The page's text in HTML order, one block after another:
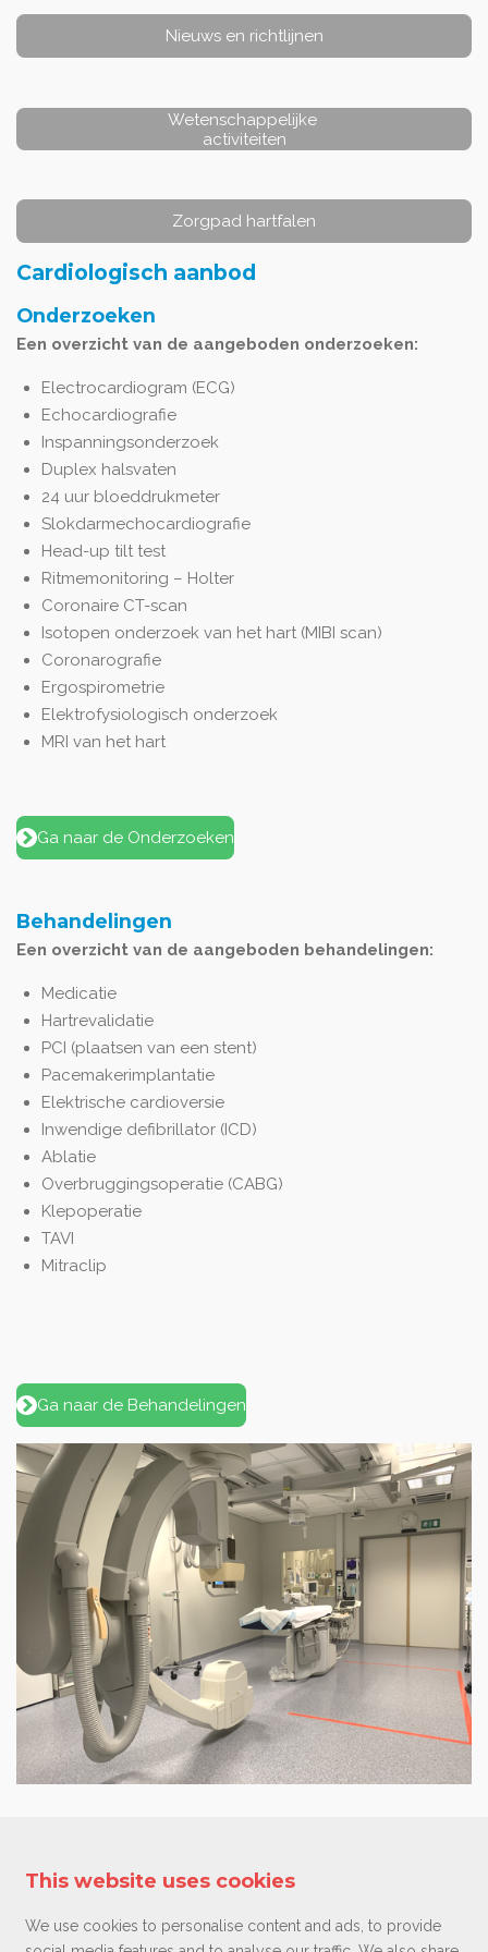
Nieuws en richtlijnen
Wetenschappelijke
activiteiten
Zorgpad hartfalen
Cardiologisch aanbod
Onderzoeken
Een overzicht van de aangeboden onderzoeken:
Electrocardiogram (ECG)
Echocardiografie
Inspanningsonderzoek
Duplex halsvaten
24 uur bloeddrukmeter
Slokdarmechocardiografie
Head-up tilt test
Ritmemonitoring – Holter
Coronaire CT-scan
Isotopen onderzoek van het hart (MIBI scan)
Coronarografie
Ergospirometrie
Elektrofysiologisch onderzoek
MRI van het hart
Ga naar de Onderzoeken
Behandelingen
Een overzicht van de aangeboden behandelingen:
Medicatie
Hartrevalidatie
PCI (plaatsen van een stent)
Pacemakerimplantatie
Elektrische cardioversie
Inwendige defibrillator (ICD)
Ablatie
Overbruggingsoperatie (CABG)
Klepoperatie
TAVI
Mitraclip
Ga naar de Behandelingen
This website uses cookies
We use cookies to personalise content and ads, to provide